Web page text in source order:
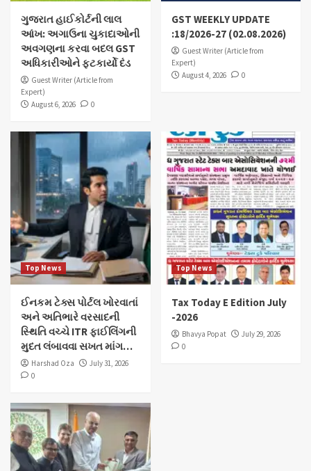
ગુજરાત હાઈકોર્ટની લાલ
આંખ: અગાઉના ચુકાદાઓની
અવગણના કરવા બદલ GST
અધિકારીઓને ફટકાર્યો દંડ
Guest Writer (Article from
Expert)
August 6, 2026
0
GST WEEKLY UPDATE
:18/2026-27 (02.08.2026)
Guest Writer (Article from
Expert)
August 4, 2026
0
Top News
ઈનકમ ટેક્સ પોર્ટલ ખોરવાતાં
અને અતિભારે વરસાદની
સ્થિતિ વચ્ચે ITR ફાઈલિંગની
મુદત લંબાવવા સખત માંગ…
Harshad Oza
July 31, 2026
0
Top News
Tax Today E Edition July
-2026
Bhavya Popat
July 29, 2026
0